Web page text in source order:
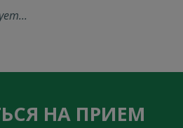
НА ПРИЕМ